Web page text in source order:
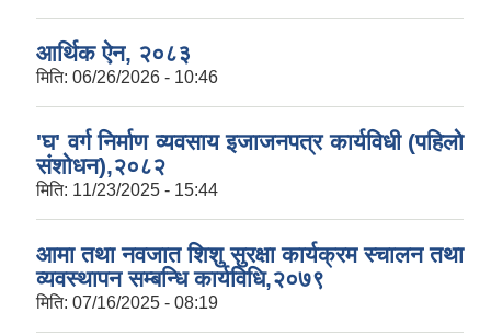
आर्थिक ऐन, २०८३
मिति: 06/26/2026 - 10:46
'घ' वर्ग निर्माण व्यवसाय इजाजनपत्र कार्यविधी (पहिलो
संशोधन),२०८२
मिति: 11/23/2025 - 15:44
आमा तथा नवजात शिशु सुरक्षा कार्यक्रम स्चालन तथा
व्यवस्थापन सम्बन्धि कार्यविधि,२०७९
मिति: 07/16/2025 - 08:19